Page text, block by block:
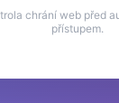
chrání web před
přístupem.